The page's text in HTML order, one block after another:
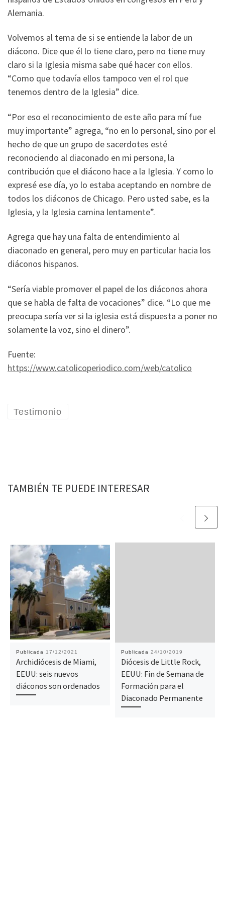
Alemania.
Volvemos al tema de si se entiende la labor de un
diácono. Dice que él lo tiene claro, pero no tiene muy
claro si la Iglesia misma sabe qué hacer con ellos.
“Como que todavía ellos tampoco ven el rol que
tenemos dentro de la Iglesia” dice.
“Por eso el reconocimiento de este año para mí fue
muy importante” agrega, “no en lo personal, sino por el
hecho de que un grupo de sacerdotes esté
reconociendo al diaconado en mi persona, la
contribución que el diácono hace a la Iglesia. Y como lo
expresé ese día, yo lo estaba aceptando en nombre de
todos los diáconos de Chicago. Pero usted sabe, es la
Iglesia, y la Iglesia camina lentamente”.
Agrega que hay una falta de entendimiento al
diaconado en general, pero muy en particular hacia los
diáconos hispanos.
“Sería viable promover el papel de los diáconos ahora
que se habla de falta de vocaciones” dice. “Lo que me
preocupa sería ver si la iglesia está dispuesta a poner no
solamente la voz, sino el dinero”.
Fuente:
https://www.catolicoperiodico.com/web/catolico
Testimonio
TAMBIÉN TE PUEDE INTERESAR
Publicada 17/12/2021
Archidiócesis de Miami,
EEUU: seis nuevos
diáconos son ordenados
Publicada 24/10/2019
Diócesis de Little Rock,
EEUU: Fin de Semana de
Formación para el
Diaconado Permanente